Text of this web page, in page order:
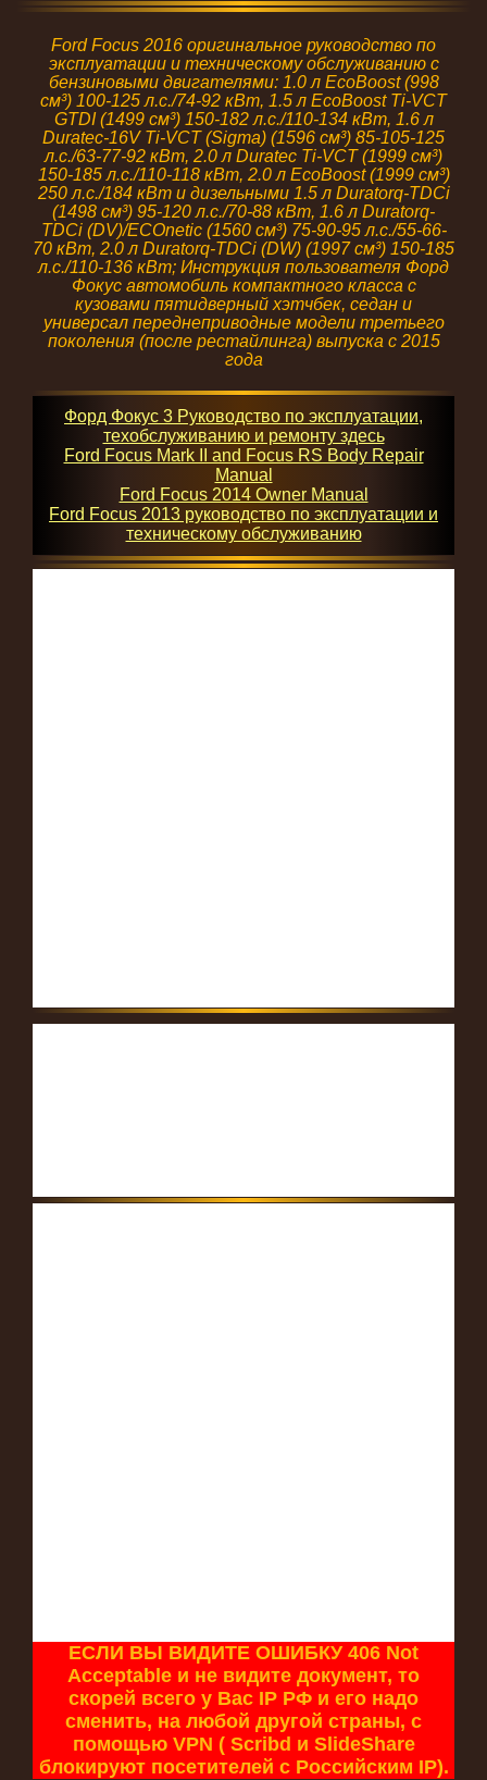
Ford Focus 2016 оригинальное руководство по
эксплуатации и техническому обслуживанию с
бензиновыми двигателями: 1.0 л EcoBoost (998
см³) 100-125 л.с./74-92 кВт, 1.5 л EcoBoost Ti-VCT
GTDI (1499 см³) 150-182 л.с./110-134 кВт, 1.6 л
Duratec-16V Ti-VCT (Sigma) (1596 см³) 85-105-125
л.с./63-77-92 кВт, 2.0 л Duratec Ti-VCT (1999 см³)
150-185 л.с./110-118 кВт, 2.0 л EcoBoost (1999 см³)
250 л.с./184 кВт и дизельными 1.5 л Duratorq-TDCi
(1498 см³) 95-120 л.с./70-88 кВт, 1.6 л Duratorq-
TDCi (DV)/ECOnetic (1560 см³) 75-90-95 л.с./55-66-
70 кВт, 2.0 л Duratorq-TDCi (DW) (1997 см³) 150-185
л.с./110-136 кВт; Инструкция пользователя Форд
Фокус автомобиль компактного класса с
кузовами пятидверный хэтчбек, седан и
универсал переднеприводные модели третьего
поколения (после рестайлинга) выпуска с 2015
года
Форд Фокус 3 Руководство по эксплуатации,
техобслуживанию и ремонту здесь
Ford Focus Mark II and Focus RS Body Repair
Manual
Ford Focus 2014 Owner Manual
Ford Focus 2013 руководство по эксплуатации и
техническому обслуживанию
ЕСЛИ ВЫ ВИДИТЕ ОШИБКУ 406 Not
Acceptable и не видите документ, то
скорей всего у Вас IP РФ и его надо
сменить, на любой другой страны, с
помощью VPN ( Scribd и SlideShare
блокируют посетителей с Российским IP).